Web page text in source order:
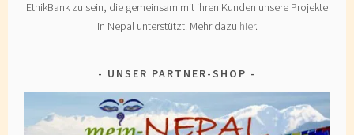
EthikBank zu sein, die gemeinsam mit ihren Kunden unsere Projekte
in Nepal unterstützt. Mehr dazu hier.
UNSER PARTNER-SHOP